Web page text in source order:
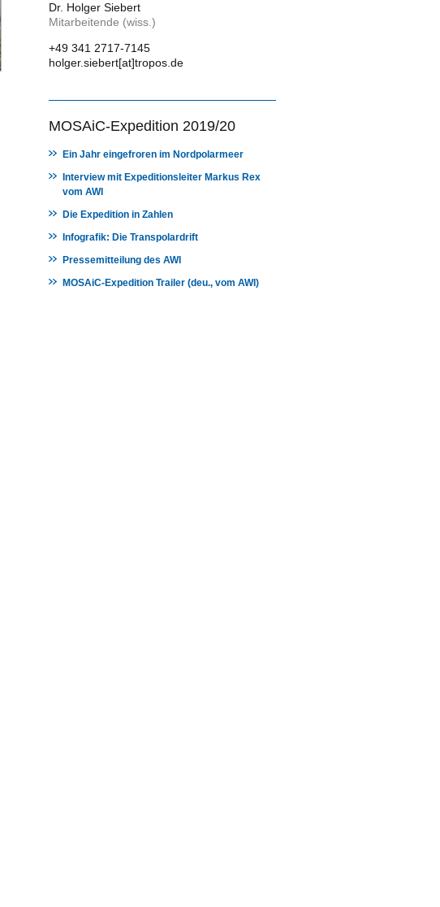
Dr. Holger Siebert
Mitarbeitende (wiss.)
+49 341 2717-7145
holger.siebert[at]tropos.de
MOSAiC-Expedition 2019/20
Ein Jahr eingefroren im Nordpolarmeer
Interview mit Expeditionsleiter Markus Rex
vom AWI
Die Expedition in Zahlen
Infografik: Die Transpolardrift
Pressemitteilung des AWI
MOSAiC-Expedition Trailer (deu., vom AWI)